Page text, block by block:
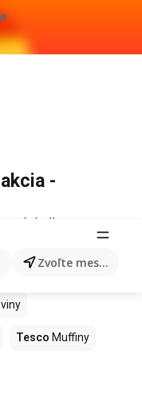
Zvoľte mesto
-
výsledky.
Tesco
Tesco Muffiny